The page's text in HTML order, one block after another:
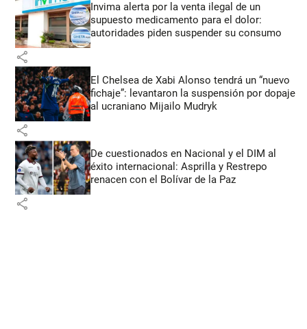
Invima alerta por la venta ilegal de un
supuesto medicamento para el dolor:
autoridades piden suspender su consumo
share
El Chelsea de Xabi Alonso tendrá un “nuevo
fichaje”: levantaron la suspensión por dopaje
al ucraniano Mijailo Mudryk
share
De cuestionados en Nacional y el DIM al
éxito internacional: Asprilla y Restrepo
renacen con el Bolívar de la Paz
share